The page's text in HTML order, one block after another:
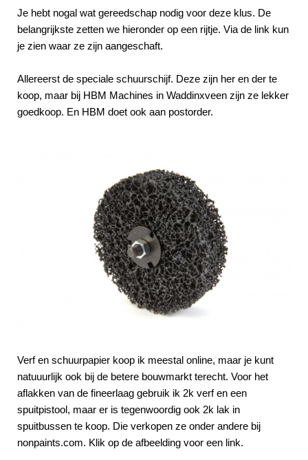
Je hebt nogal wat gereedschap nodig voor deze klus. De
belangrijkste zetten we hieronder op een rijtje. Via de link kun
je zien waar ze zijn aangeschaft.
Allereerst de speciale schuurschijf. Deze zijn her en der te
koop, maar bij HBM Machines in Waddinxveen zijn ze lekker
goedkoop. En HBM doet ook aan postorder.
Verf en schuurpapier koop ik meestal online, maar je kunt
natuuurlijk ook bij de betere bouwmarkt terecht. Voor het
aflakken van de fineerlaag gebruik ik 2k verf en een
spuitpistool, maar er is tegenwoordig ook 2k lak in
spuitbussen te koop. Die verkopen ze onder andere bij
nonpaints.com. Klik op de afbeelding voor een link.